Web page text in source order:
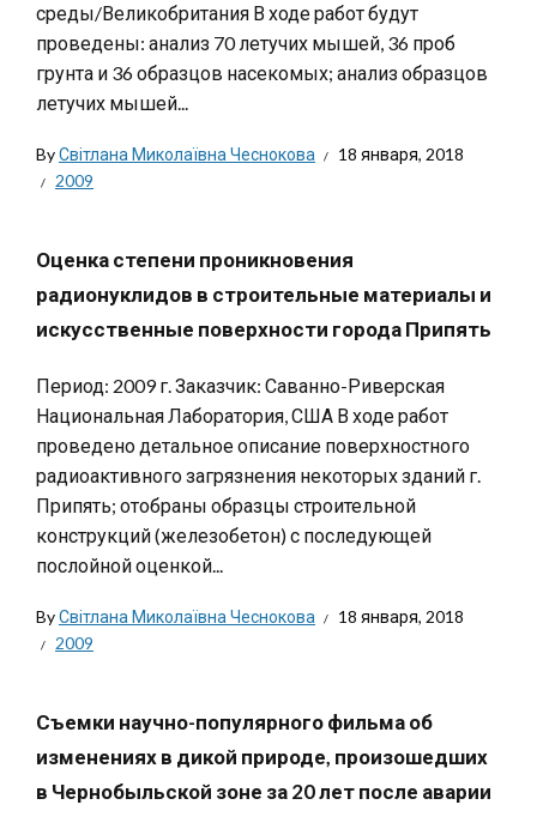
среды/Великобритания В ходе работ будут
проведены: анализ 70 летучих мышей, 36 проб
грунта и 36 образцов насекомых; анализ образцов
летучих мышей...
ByСвітлана Миколаївна Чеснокова
18 января, 2018
2009
Оценка степени проникновения
радионуклидов в строительные материалы и
искусственные поверхности города Припять
Период: 2009 г. Заказчик: Саванно-Риверская
Национальная Лаборатория, США В ходе работ
проведено детальное описание поверхностного
радиоактивного загрязнения некоторых зданий г.
Припять; отобраны образцы строительной
конструкций (железобетон) с последующей
послойной оценкой...
ByСвітлана Миколаївна Чеснокова
18 января, 2018
2009
Съемки научно-популярного фильма об
изменениях в дикой природе, произошедших
в Чернобыльской зоне за 20 лет после аварии